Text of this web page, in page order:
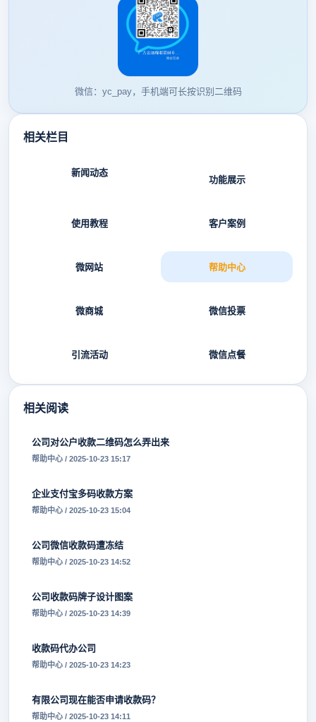
微信：yc_pay，手机端可长按识别二维码
相关栏目
新闻动态
功能展示
使用教程 客户案例
微网站 帮助中心
微商城 微信投票
引流活动 微信点餐
相关阅读
公司对公户收款二维码怎么弄出来
帮助中心 / 2025-10-23 15:17
企业支付宝多码收款方案
帮助中心 / 2025-10-23 15:04
公司微信收款码遭冻结
帮助中心 / 2025-10-23 14:52
公司收款码牌子设计图案
帮助中心 / 2025-10-23 14:39
收款码代办公司
帮助中心 / 2025-10-23 14:23
有限公司现在能否申请收款码？
帮助中心 / 2025-10-23 14:11